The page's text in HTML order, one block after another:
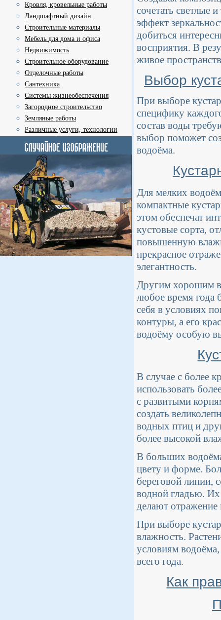
Кровля, кровельные работы
Ландшафтный дизайн
Строительные материалы
Мебель для дома и офиса
Недвижимость
Строительное оборудование
Отделочные работы
Сантехника
Системы жизнеобеспечения
Загородное строительство
Земляные работы
Различные услуги, технологии
сочетать светлые
эффект
добиться
восприятия. В
живое
Выбор
При выборе
специфику
состав воды
выбор поможет
водоёма.
Для мелких
компактные
этом обеспечат
кустовые сорта,
повышенную
прекрасное
элегантность.
Другим хорошим
любое время года
себя в условиях
контуры, а его
водоёму особую
В случае с более
использовать
с развитыми
создать
водных птиц и
более высокой
В больших
цвету и форме.
береговой линии,
водной гладью.
делают
При выборе
влажность.
условиям
всего года.
Как